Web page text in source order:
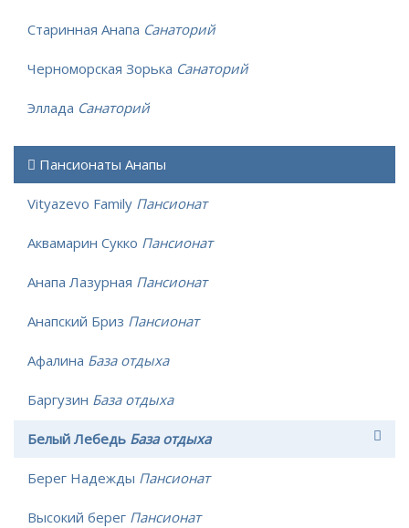
Старинная Анапа Санаторий
Черноморская Зорька Санаторий
Эллада Санаторий
Пансионаты Анапы
Vityazevo Family Пансионат
Аквамарин Сукко Пансионат
Анапа Лазурная Пансионат
Анапский Бриз Пансионат
Афалина База отдыха
Баргузин База отдыха
Белый Лебедь База отдыха
Берег Надежды Пансионат
Высокий берег Пансионат